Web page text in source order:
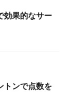
果的なサー
トンで点数を